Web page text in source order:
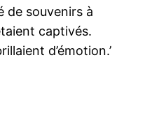
de souvenirs à
captivés.
d’émotion.’